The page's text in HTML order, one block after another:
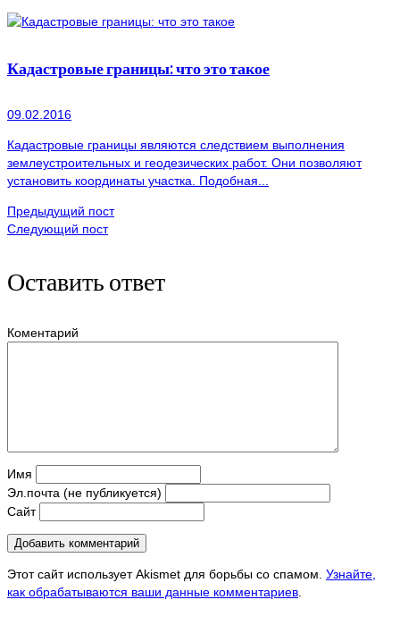
Кадастровые границы: что это такое
09.02.2016
Кадастровые границы являются следствием выполнения
землеустроительных и геодезических работ. Они позволяют
установить координаты участка. Подобная...
Предыдущий пост
Следующий пост
Оставить ответ
Коментарий
Имя
Эл.почта (не публикуется)
Сайт
Этот сайт использует Akismet для борьбы со спамом. Узнайте,
как обрабатываются ваши данные комментариев